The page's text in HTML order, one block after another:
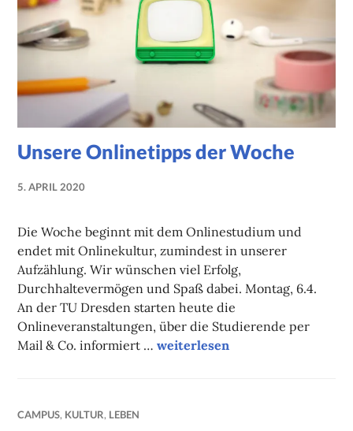
Unsere Onlinetipps der Woche
5. APRIL 2020
Die Woche beginnt mit dem Onlinestudium und
endet mit Onlinekultur, zumindest in unserer
Aufzählung. Wir wünschen viel Erfolg,
Durchhaltevermögen und Spaß dabei. Montag, 6.4.
An der TU Dresden starten heute die
Onlineveranstaltungen, über die Studierende per
Mail & Co. informiert …Unsere Onlinetipps der Woche
weiterlesen
CAMPUS, KULTUR, LEBEN